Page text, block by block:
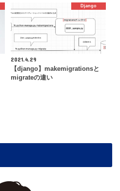
Django
2021.4.29
【django】makemigrationsと
migrateの違い